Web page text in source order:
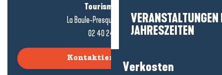
JAHRESZEITEN
Verkosten
Tourismusbüro
La Baule-Presqu'île de Guérande
02 40 24 34 44
Kontaktieren Sie uns